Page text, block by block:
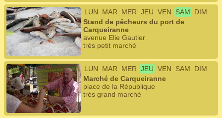
LUN MAR MER JEU VEN SAM
DIM
Stand de pêcheurs du port de
Carqueiranne
avenue Elie Gautier
très petit marché
LUN MAR MER JEU VEN SAM
DIM
Marché de Carqueiranne
place de la République
très grand marché